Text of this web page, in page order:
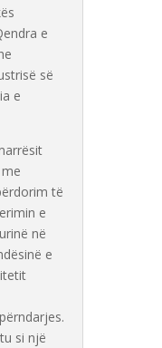
e
së
e
të
e
në
e
si një